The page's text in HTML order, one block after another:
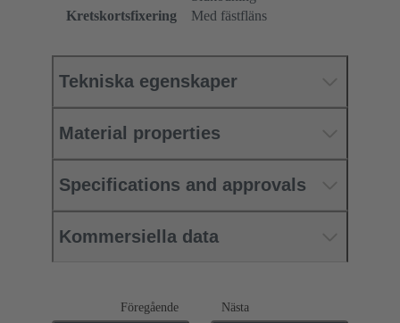
Kretskortsfixering
Med fästfläns
Tekniska egenskaper
Material properties
Specifications and approvals
Kommersiella data
Föregående Nästa